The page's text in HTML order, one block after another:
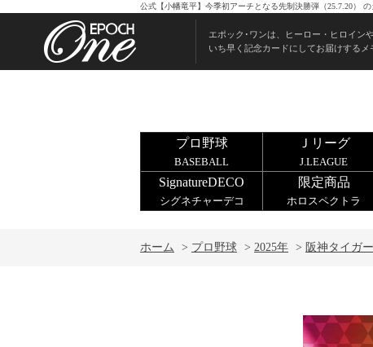
公式【小幡竜平】今季初アーチとなる先制決勝弾（25.7.20）
エポック･ワンは、ヒーロー・ヒロイン
いち早く記念カードにしてお届けする
プロ野球
BASEBALL
Ｊリーグ
J.LEAGUE
SignatureDECO
シグネチャーデコ
限定商品
ホロスペクトラ
ホーム > プロ野球 > 2025年 > 阪神タイガ